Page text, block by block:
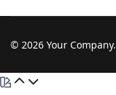
© 2026 Your Company.